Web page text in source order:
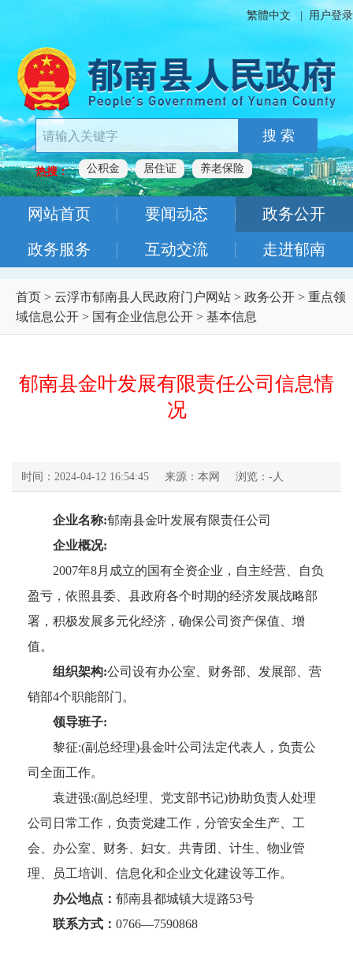
繁體中文 用户登录
搜 索
热搜： 公积金 居住证 养老保险
网站首页 要闻动态 政务公开
政务服务 互动交流 走进郁南
首页 > 云浮市郁南县人民政府门户网站 > 政务公开 > 重点领
域信息公开 > 国有企业信息公开 > 基本信息
郁南县金叶发展有限责任公司信息情
况
时间：2024-04-12 16:54:45 来源：本网 浏览： - 人
企业名称:郁南县金叶发展有限责任公司
企业概况:
2007年8月成立的国有全资企业，自主经营、自负
盈亏，依照县委、县政府各个时期的经济发展战略部
署，积极发展多元化经济，确保公司资产保值、增
值。
组织架构:公司设有办公室、财务部、发展部、营
销部4个职能部门。
领导班子:
黎征:(副总经理)县金叶公司法定代表人，负责公
司全面工作。
袁进强:(副总经理、党支部书记)协助负责人处理
公司日常工作，负责党建工作，分管安全生产、工
会、办公室、财务、妇女、共青团、计生、物业管
理、员工培训、信息化和企业文化建设等工作。
办公地点： 郁南县都城镇大堤路53号
联系方式： 0766—7590868